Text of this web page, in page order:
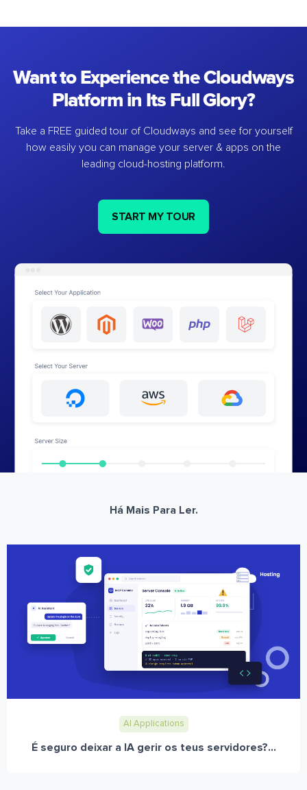
Want to Experience the Cloudways
Platform in Its Full Glory?
Take a FREE guided tour of Cloudways and see for yourself
how easily you can manage your server & apps on the
leading cloud-hosting platform.
START MY TOUR
Há Mais Para Ler.
AI Applications
É seguro deixar a IA gerir os teus servidores?...